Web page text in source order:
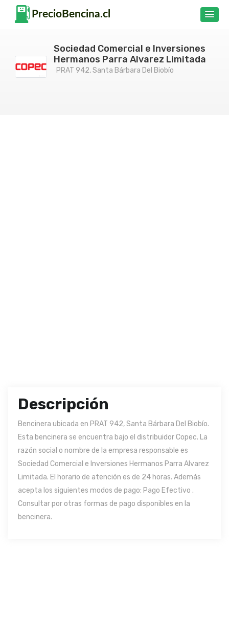
Sociedad Comercial e Inversiones
Hermanos Parra Alvarez Limitada
PRAT 942, Santa Bárbara Del Biobío
Descripción
Bencinera ubicada en PRAT 942, Santa Bárbara Del Biobío.
Esta bencinera se encuentra bajo el distribuidor Copec. La
razón social o nombre de la empresa responsable es
Sociedad Comercial e Inversiones Hermanos Parra Alvarez
Limitada. El horario de atención es de 24 horas. Además
acepta los siguientes modos de pago: Pago Efectivo .
Consultar por otras formas de pago disponibles en la
bencinera.